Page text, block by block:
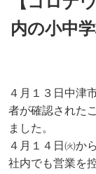
内の小中
４月１３日中津
者が確認された
ました。
４月１４日㈫か
社内でも営業を